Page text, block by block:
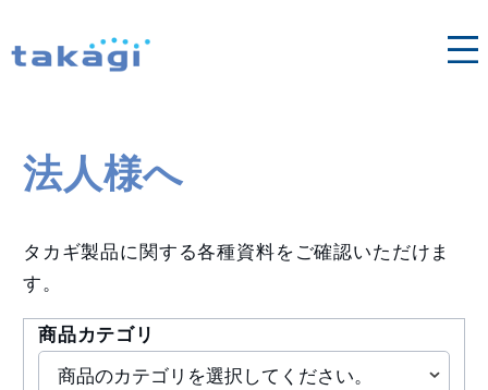
法人様へ
法人様へ
タカギ製品に関する各種資料をご確認いただけま
す。
商品カテゴリ